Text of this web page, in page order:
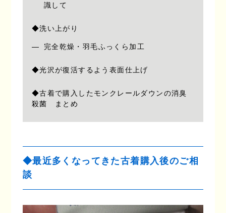
識して
◆洗い上がり
完全乾燥・羽毛ふっくら加工
◆光沢が復活するよう表面仕上げ
◆古着で購入したモンクレールダウンの消臭
殺菌 まとめ
◆最近多くなってきた古着購入後のご相
談